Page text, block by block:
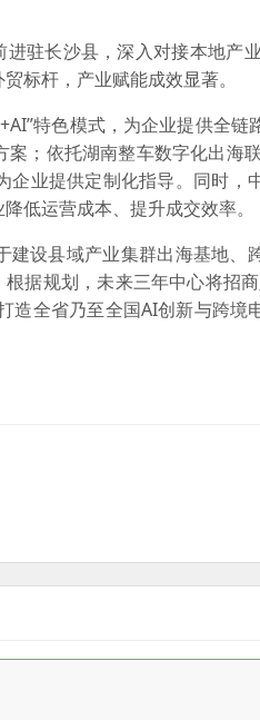
驻长沙县，深入对接本地产
标杆，产业赋能成效显著。
特色模式，为企业提供全
；依托湖南整车数字化出海
业提供定制化指导。同时
低运营成本、提升成交效率。
设县域产业集群出海基地、
据规划，未来三年中心将招
造全省乃至全国AI创新与跨境